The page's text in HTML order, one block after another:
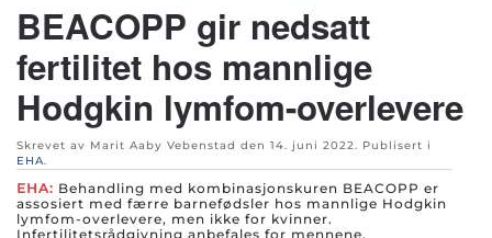
BEACOPP gir nedsatt
fertilitet hos mannlige
Hodgkin lymfom-overlevere
Skrevet av Marit Aaby Vebenstad den 14. juni 2022. Publisert i
EHA.
EHA: Behandling med kombinasjonskuren BEACOPP er
assosiert med færre barnefødsler hos mannlige Hodgkin
lymfom-overlevere, men ikke for kvinner.
Infertilitetsrådgivning anbefales for mennene.